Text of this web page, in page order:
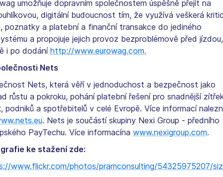
umožňuje dopravním společnostem úspěšně přejít na
digitální budoucnost tím, že využívá veškerá
poznatky a platební a finanční transakce do jediného
a propojuje jejich provoz bezproblémově před
i po dodání http://www.eurowag.com.
Nets
Nets, která věří v jednoduchost a bezpečnost jako
růstu a pokroku, pohání platební řešení pro snadnější
podniků a spotřebitelů v celé Evropě. Více informací
. Nets je součástí skupiny Nexi Group - předního
PayTechu. Více informacína www.nexigroup.com.
ke stažení zde:
www.flickr.com/photos/pramconsulting/54325975207/